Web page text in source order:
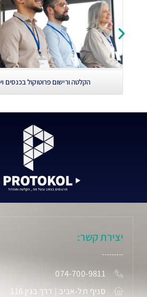
הקלטה ורישום פרוטוקול בכנסים
יצירת קשר:
074-700-9811
סניף תל-אביב | דרך בגין 116